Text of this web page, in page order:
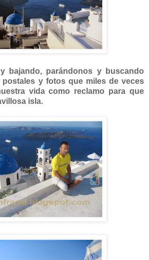
bajando, parándonos y buscando
postales y fotos que miles de veces
vida como reclamo para que
isla.